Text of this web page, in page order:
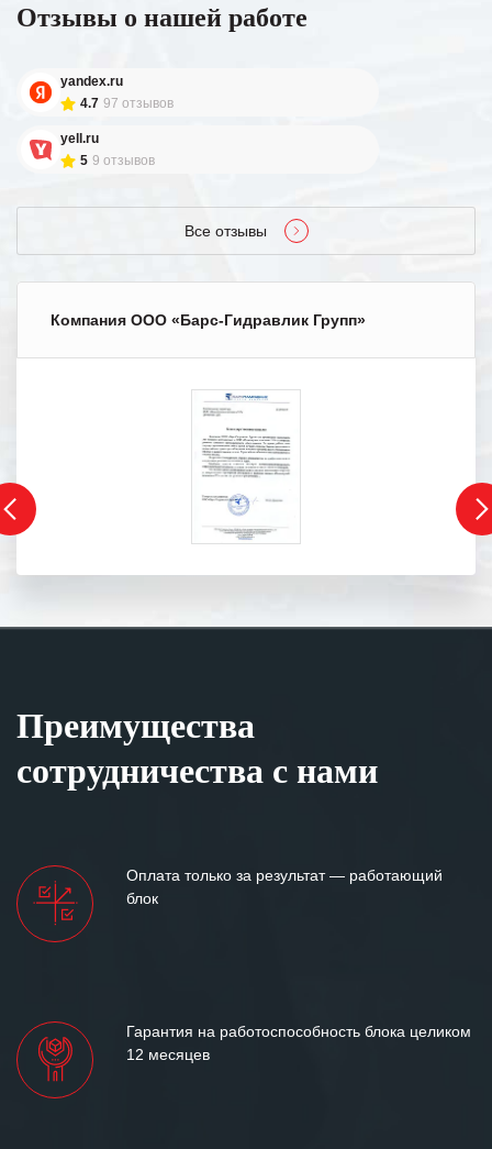
Отзывы о нашей работе
yandex.ru
4.7 97 отзывов
yell.ru
5 9 отзывов
Все отзывы
Компания ООО «Барс-Гидравлик Групп»
Преимущества
сотрудничества с нами
Оплата только за результат — работающий
блок
Гарантия на работоспособность блока целиком
12 месяцев